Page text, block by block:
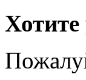
Хотите